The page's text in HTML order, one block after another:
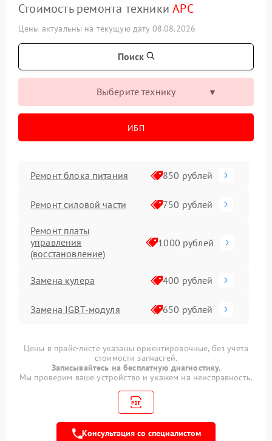
Стоимость ремонта техникиAPC
Цены актуальны на текущую дату 08.08.2026
Поиск
Выберите технику
ИБП
Ремонт блока питания 850 рублей
Ремонт силовой части 750 рублей
Ремонт платы
управления
(восстановление)
1000 рублей
Замена кулера 400 рублей
Замена IGBT-модуля 650 рублей
Цены в прайс-листе указаны ориентировочные, без учета
стоимости запчастей.
Записывайтесь на бесплатную диагностику.
Мы проверим ваше устройство и укажем на неисправность.
Консультация со специалистом